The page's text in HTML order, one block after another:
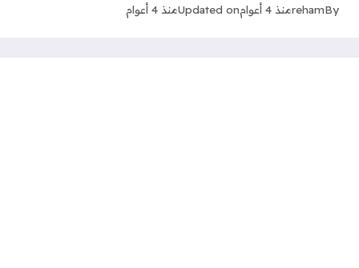
By
rehamمنذ 4 أعوام Updated onمنذ 4 أعوام